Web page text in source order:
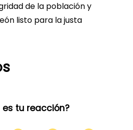
de la población y
listo para la justa